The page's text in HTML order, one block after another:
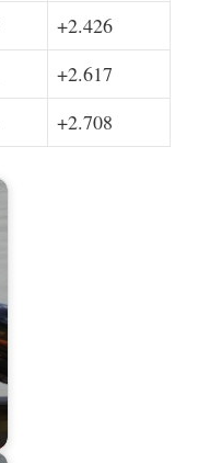
+2.426
+2.617
+2.708